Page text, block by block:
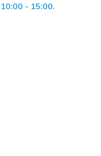
- 15:00.